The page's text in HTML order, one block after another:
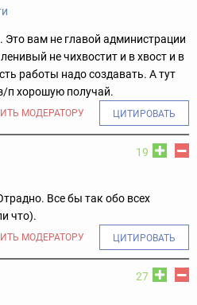
Это вам не главой администрации
не чихвостит и в хвост и в
работы надо создавать. А тут
п хорошую получай.
МОДЕРАТОРУ ЦИТИРОВАТЬ
19
Все бы так обо всех
что).
МОДЕРАТОРУ ЦИТИРОВАТЬ
27